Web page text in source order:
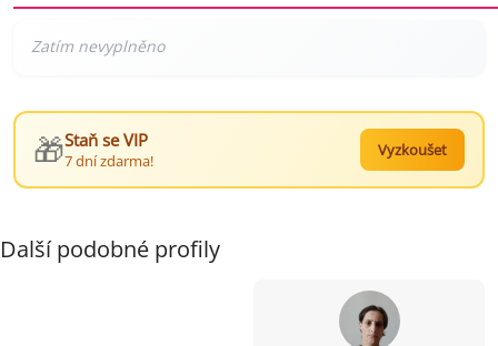
🎁Staň se VIP
7 dní zdarma!
Vyzkoušet
Další podobné profily